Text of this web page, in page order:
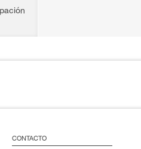
CONTACTO